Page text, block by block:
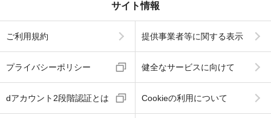
サイト情報
ご利用規約 提供事業者等に関する表示
プライバシーポリシー 健全なサービスに向けて
dアカウント2段階認証とは Cookieの利用について